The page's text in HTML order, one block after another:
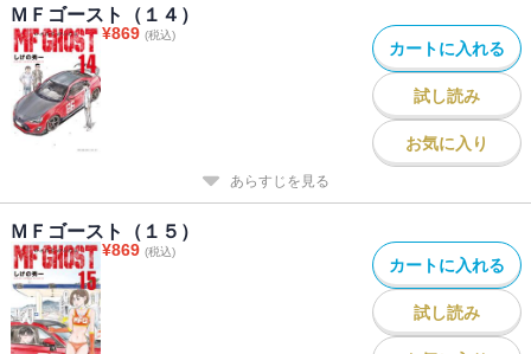
ＭＦゴースト（１４）
¥869 (税込)
カートに入れる
試し読み
お気に入り
あらすじを見る
ＭＦゴースト（１５）
¥869 (税込)
カートに入れる
試し読み